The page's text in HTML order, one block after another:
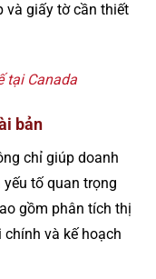
và giấy tờ cần thiết
tại Canada
bản
chỉ giúp doanh
tố quan trọng
gồm phân tích thị
và kế hoạch